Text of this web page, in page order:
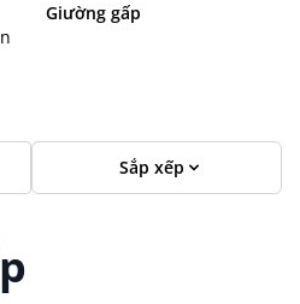
Giường gấp
Sắp xếp